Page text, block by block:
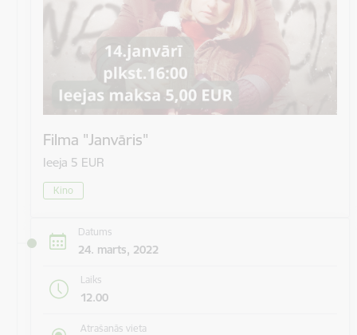
Filma "Janvāris"
Ieeja 5 EUR
Kino
Datums
24. marts, 2022
Laiks
12.00
Atrašanās vieta